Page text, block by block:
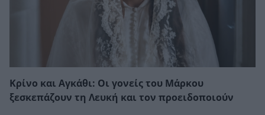
Κρίνο και Αγκάθι: Οι γονείς του Μάρκου
ξεσκεπάζουν τη Λευκή και τον προειδοποιούν